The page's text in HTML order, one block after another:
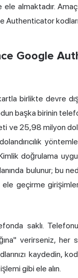
almaktadır.
Authenticator
Google
birlikte devre dışı
başka birinin
ve 25,98 milyon
doğrulama
bulunur; bu
geçirme
saklı.
verirseniz,
kaydedin,
gibi ele alın.